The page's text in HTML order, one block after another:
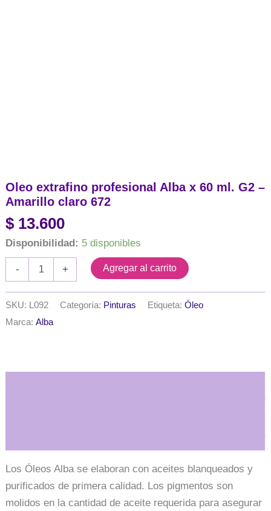
Oleo extrafino profesional Alba x 60 ml. G2 –
Amarillo claro 672
$ 13.600
Disponibilidad: 5 disponibles
-
x
60
Amarillo
+ Agregar al carrito
SKU: L092 Categoría: Pinturas Etiqueta:Óleo
Marca:Alba
Los Óleos Alba se elaboran con aceites blanqueados y
purificados de primera calidad. Los pigmentos son
molidos en la cantidad de aceite requerida para asegurar